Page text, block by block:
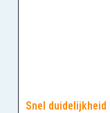
Snel